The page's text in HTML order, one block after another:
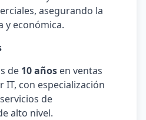
asegurando la
y económica.
de 10 años en ventas
IT, con especialización
de
alto nivel.